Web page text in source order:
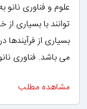
علوم و فناوری نانو
توانند با بسیاری
بسیاری از
می باشد. فناوری
مشاهده مطلب